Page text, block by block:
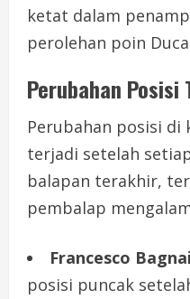
ketat dalam
perolehan poin
Perubahan Posisi
Perubahan posisi di
terjadi setelah
balapan terakhir,
pembalap
Francesco
posisi puncak